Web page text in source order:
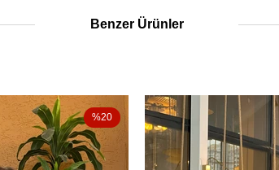
Benzer Ürünler
%20